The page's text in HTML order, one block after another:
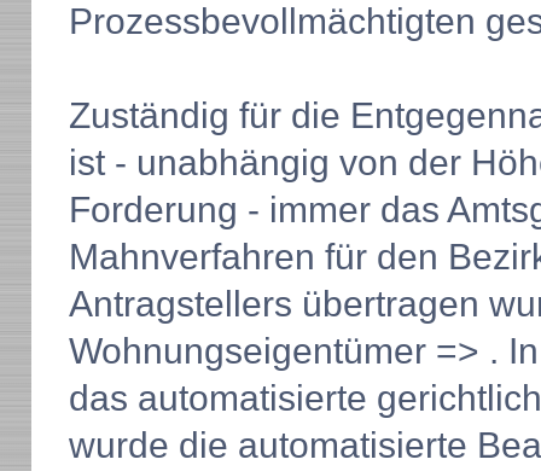
Prozessbevollmächtigten
Zuständig für die
ist - unabhängig von der
Forderung - immer das
Mahnverfahren für den
Antragstellers übertragen
Wohnungseigentümer => .
das automatisierte
wurde die automatisierte